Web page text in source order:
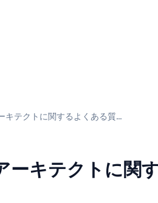
キテクトに関するよくある質問
ーキテクトに関